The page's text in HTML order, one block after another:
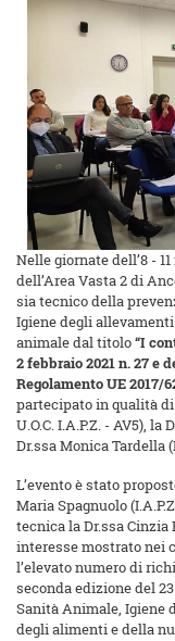
Nelle giornate dell’8 -
dell’Area Vasta 2 di
sia tecnico della
Igiene degli
animale dal titolo“I
2 febbraio 2021 n. 27 e
Regolamento UE 2017/
partecipato in qualità
U.O.C. I.A.P.Z. - AV5),
Dr.ssa Monica Tardella
L’evento è stato
Maria Spagnuolo
tecnica la Dr.ssa Cinzia
interesse mostrato nei
l’elevato numero di
seconda edizione del
Sanità Animale, Igiene
degli alimenti e della